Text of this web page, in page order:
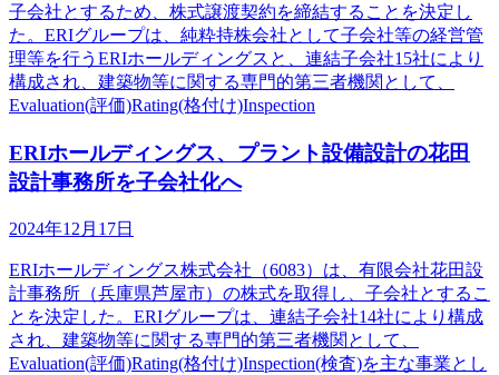
子会社とするため、株式譲渡契約を締結することを決定し
た。ERIグループは、純粋持株会社として子会社等の経営管
理等を行うERIホールディングスと、連結子会社15社により
構成され、建築物等に関する専門的第三者機関として、
Evaluation(評価)Rating(格付け)Inspection
ERIホールディングス、プラント設備設計の花田
設計事務所を子会社化へ
2024年12月17日
ERIホールディングス株式会社（6083）は、有限会社花田設
計事務所（兵庫県芦屋市）の株式を取得し、子会社とするこ
とを決定した。ERIグループは、連結子会社14社により構成
され、建築物等に関する専門的第三者機関として、
Evaluation(評価)Rating(格付け)Inspection(検査)を主な事業とし